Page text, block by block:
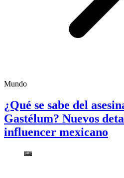
Mundo
¿Qué se sabe del
Gastélum? Nuevos
influencer mexicano